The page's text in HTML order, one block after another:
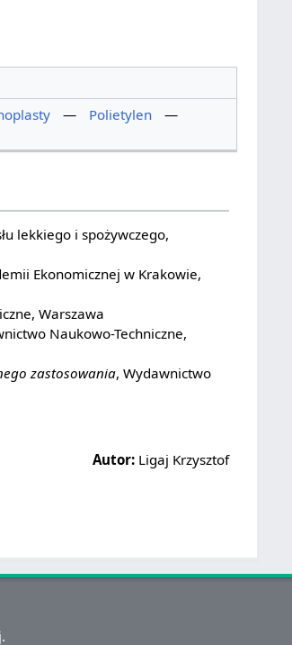
— Polietylen
—
lekkiego i spożywczego,
Ekonomicznej w Krakowie,
Warszawa
Naukowo-Techniczne,
zastosowania, Wydawnictwo
Autor: Ligaj Krzysztof